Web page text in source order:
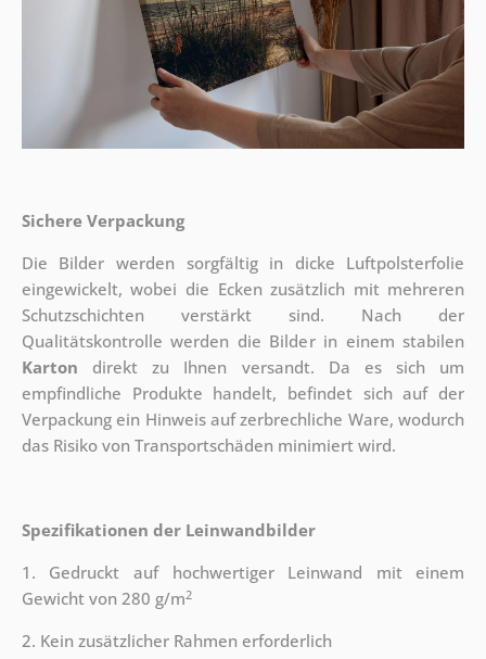
Sichere Verpackung
Die Bilder werden sorgfältig in dicke Luftpolsterfolie
eingewickelt, wobei die Ecken zusätzlich mit mehreren
Schutzschichten verstärkt sind. Nach der
Qualitätskontrolle werden die Bilder in einem stabilen
Karton direkt zu Ihnen versandt. Da es sich um
empfindliche Produkte handelt, befindet sich auf der
Verpackung ein Hinweis auf zerbrechliche Ware, wodurch
das Risiko von Transportschäden minimiert wird.
Spezifikationen der Leinwandbilder
1. Gedruckt auf hochwertiger Leinwand mit einem
Gewicht von 280 g/m2
2. Kein zusätzlicher Rahmen erforderlich